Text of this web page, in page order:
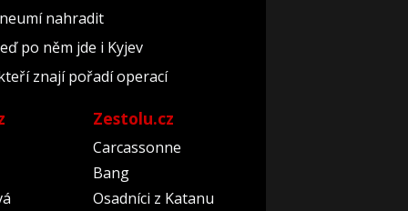
nahradit
po něm jde i Kyjev
znají pořadí operací
Zestolu.cz
Carcassonne
Bang
Osadníci z Katanu